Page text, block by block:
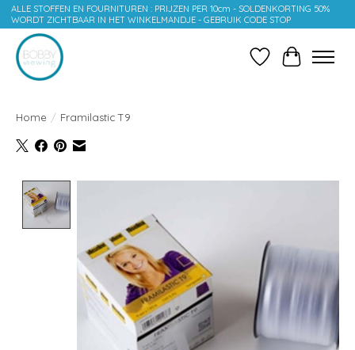
ALLE STOFFEN EN FOURNITUREN : PRIJZEN PER 10cm - SOLDENKORTING 50%
WORDT ZICHTBAAR IN HET WINKELMANDJE - GEBRUIK CODE STOP
Verlanglijst
Home / Framilastic T9